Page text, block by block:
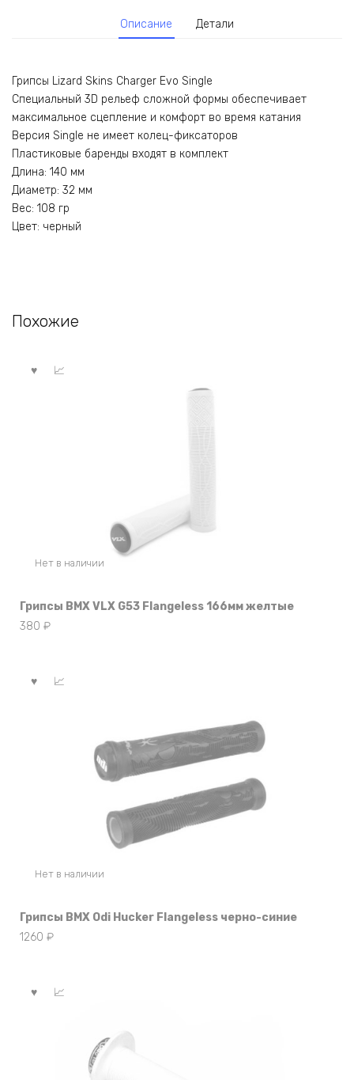
Описание Детали
Грипсы Lizard Skins Charger Evo Single
Специальный 3D рельеф сложной формы обеспечивает
максимальное сцепление и комфорт во время катания
Версия Single не имеет колец-фиксаторов
Пластиковые баренды входят в комплект
Длина: 140 мм
Диаметр: 32 мм
Вес: 108 гр
Цвет: черный
Похожие
Нет в наличии
Грипсы BMX VLX G53 Flangeless 166мм желтые
380 ₽
Нет в наличии
Грипсы BMX Odi Hucker Flangeless черно-синие
1260 ₽